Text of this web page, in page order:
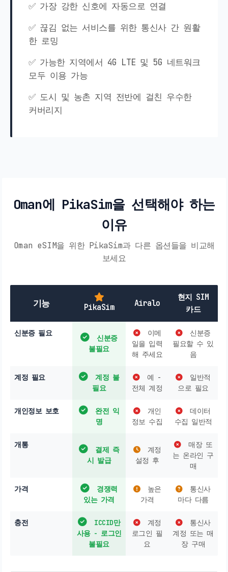
✅ 가장 강한 신호에 자동으로 연결
✅ 끊김 없는 서비스를 위한 통신사 간 원활
한 로밍
✅ 가능한 지역에서 4G LTE 및 5G 네트워크
모두 이용 가능
✅ 도시 및 농촌 지역 전반에 걸친 우수한
커버리지
Oman에 PikaSim을 선택해야 하는
이유
Oman eSIM을 위한 PikaSim과 다른 옵션들을 비교해
보세요
기능 PikaSim Airalo
현지 SIM
카드
신분증 필요
신분증
불필요
이메
일을 입력
해 주세요
신분증
필요할 수 있
음
계정 필요
계정 불
필요
예 -
전체 계정
일반적
으로 필요
개인정보 보호
완전 익
명
개인
정보 수집
데이터
수집 일반적
개통
결제 즉
시 발급
계정
설정 후
매장 또
는 온라인 구
매
가격
경쟁력
있는 가격
높은
가격
통신사
마다 다름
충전
ICCID만
사용 - 로그인
불필요
계정
로그인 필
요
통신사
계정 또는 매
장 구매